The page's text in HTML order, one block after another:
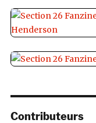
Contributeurs